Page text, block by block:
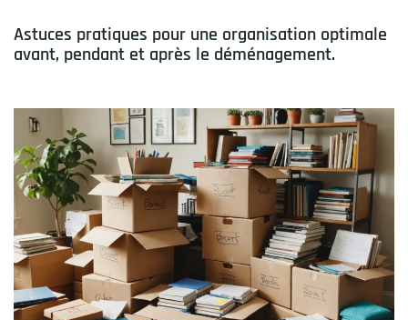
Astuces pratiques pour une organisation optimale
avant, pendant et après le déménagement.